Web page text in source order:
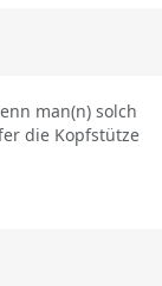
man(n) solch
die Kopfstütze